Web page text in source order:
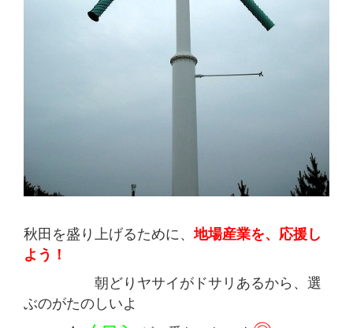
秋田を盛り上げるために、地場産業を、応援し
よう！
朝どりヤサイがドサリあるから、選
ぶのがたのしいよ